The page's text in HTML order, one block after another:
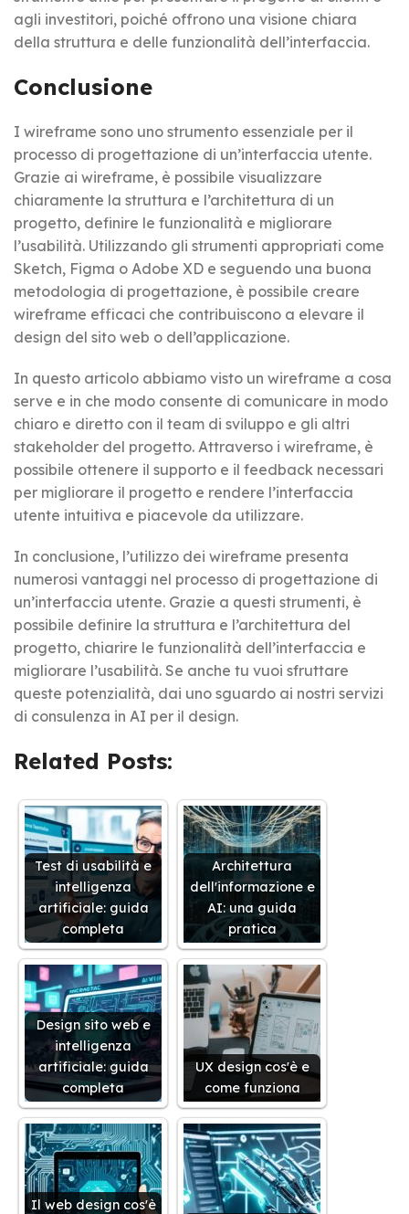
agli investitori, poiché offrono una visione chiara
della struttura e delle funzionalità dell’interfaccia.
Conclusione
I wireframe sono uno strumento essenziale per il
processo di progettazione di un’interfaccia utente.
Grazie ai wireframe, è possibile visualizzare
chiaramente la struttura e l’architettura di un
progetto, definire le funzionalità e migliorare
l’usabilità. Utilizzando gli strumenti appropriati come
Sketch, Figma o Adobe XD e seguendo una buona
metodologia di progettazione, è possibile creare
wireframe efficaci che contribuiscono a elevare il
design del sito web o dell’applicazione.
In questo articolo abbiamo visto un wireframe a cosa
serve e in che modo consente di comunicare in modo
chiaro e diretto con il team di sviluppo e gli altri
stakeholder del progetto. Attraverso i wireframe, è
possibile ottenere il supporto e il feedback necessari
per migliorare il progetto e rendere l’interfaccia
utente intuitiva e piacevole da utilizzare.
In conclusione, l’utilizzo dei wireframe presenta
numerosi vantaggi nel processo di progettazione di
un’interfaccia utente. Grazie a questi strumenti, è
possibile definire la struttura e l’architettura del
progetto, chiarire le funzionalità dell’interfaccia e
migliorare l’usabilità. Se anche tu vuoi sfruttare
queste potenzialità, dai uno sguardo ai nostri servizi
di consulenza in AI per il design.
Related Posts:
Test di usabilità e
intelligenza
artificiale: guida
completa
Architettura
dell'informazione e
AI: una guida
pratica
Design sito web e
intelligenza
artificiale: guida
completa
UX design cos'è e
come funziona
Il web design cos'è